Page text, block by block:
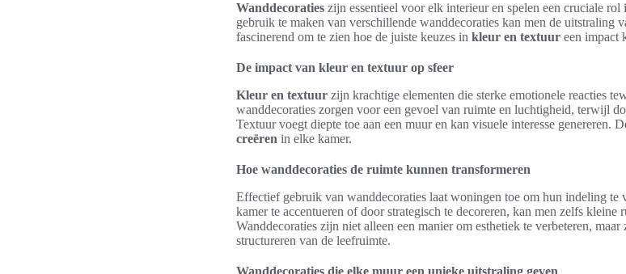
Wanddecoraties zijn essentieel voor elk interieur en spelen een cruciale
gebruik te maken van verschillende wanddecoraties kan men de uitstraling
fascinerend om te zien hoe de juiste keuzes in kleur en textuur een impact
De impact van kleur en textuur op sfeer
Kleur en textuur zijn krachtige elementen die sterke emotionele reacties
wanddecoraties zorgen voor een gevoel van ruimte en luchtigheid, terwijl
Textuur voegt diepte toe aan een muur en kan visuele interesse genereren.
creëren in elke kamer.
Hoe wanddecoraties de ruimte kunnen transformeren
Effectief gebruik van wanddecoraties laat woningen toe om hun indeling te
kamer te accentueren of door strategisch te decoreren, kan men zelfs kleine
Wanddecoraties zijn niet alleen een manier om esthetiek te verbeteren,
structureren van de leefruimte.
Wanddecoraties die elke muur een unieke uitstraling geven